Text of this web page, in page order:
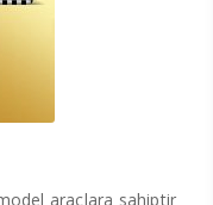
araçlara sahiptir